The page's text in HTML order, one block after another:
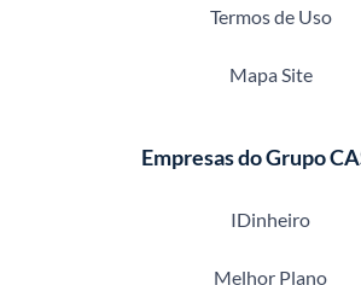
Termos de Uso
Mapa Site
Empresas do Grupo
IDinheiro
Melhor Plano